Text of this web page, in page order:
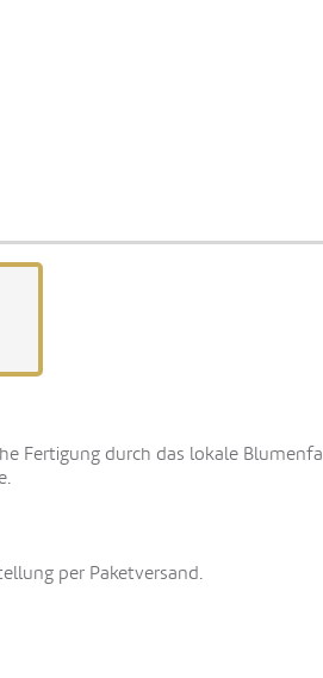
Fertigung durch das lokale
per Paketversand.